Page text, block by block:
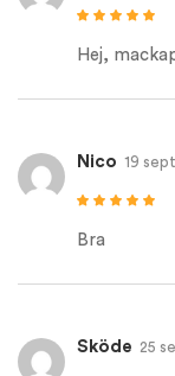
5Hej,
5
Nico 19
Bra
Sköde 25